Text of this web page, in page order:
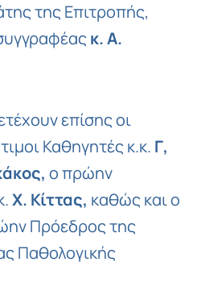
της Επιτροπής,
κ. Α.
επίσης οι
Καθηγητές κ.κ. Γ,
ο πρώην
Χ. Κίττας, καθώς και ο
Πρόεδρος της
Παθολογικής